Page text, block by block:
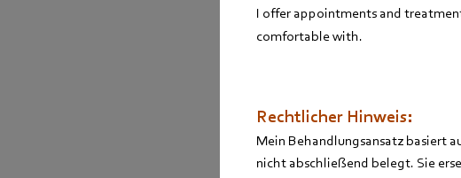
I offer appointments and
comfortable with.
Rechtlicher Hinweis:
Mein Behandlungsansatz basiert
nicht abschließend belegt. Sie